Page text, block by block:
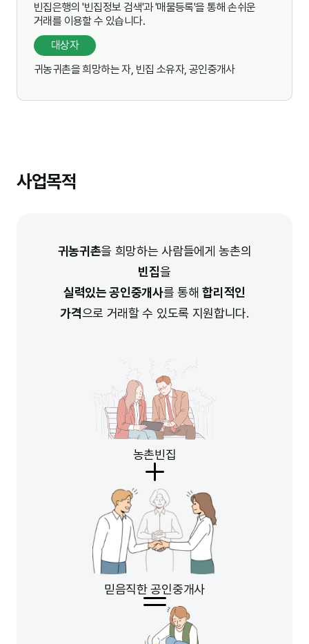
빈집은행의 '빈집정보 검색'과 '매물등록'을 통해 손쉬운
거래를 이용할 수 있습니다.
대상자
귀농귀촌을 희망하는 자, 빈집 소유자, 공인중개사
사업목적
귀농귀촌을 희망하는 사람들에게 농촌의
빈집을
실력있는 공인중개사를 통해합리적인
가격으로 거래할 수 있도록 지원합니다.
농촌빈집
믿음직한 공인중개사